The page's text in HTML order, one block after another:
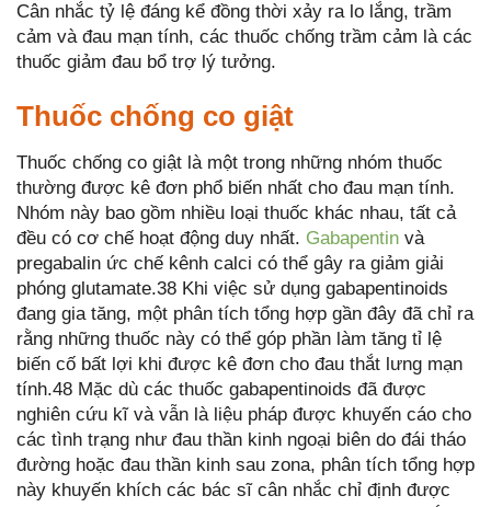
Cân nhắc tỷ lệ đáng kể đồng thời xảy ra lo lắng, trầm
cảm và đau mạn tính, các thuốc chống trầm cảm là các
thuốc giảm đau bổ trợ lý tưởng.
Thuốc chống co giật
Thuốc chống co giật là một trong những nhóm thuốc
thường được kê đơn phổ biến nhất cho đau mạn tính.
Nhóm này bao gồm nhiều loại thuốc khác nhau, tất cả
đều có cơ chế hoạt động duy nhất. Gabapentin và
pregabalin ức chế kênh calci có thể gây ra giảm giải
phóng glutamate.38 Khi việc sử dụng gabapentinoids
đang gia tăng, một phân tích tổng hợp gần đây đã chỉ ra
rằng những thuốc này có thể góp phần làm tăng tỉ lệ
biến cố bất lợi khi được kê đơn cho đau thắt lưng mạn
tính.48 Mặc dù các thuốc gabapentinoids đã được
nghiên cứu kĩ và vẫn là liệu pháp được khuyến cáo cho
các tình trạng như đau thần kinh ngoại biên do đái tháo
đường hoặc đau thần kinh sau zona, phân tích tổng hợp
này khuyến khích các bác sĩ cân nhắc chỉ định được